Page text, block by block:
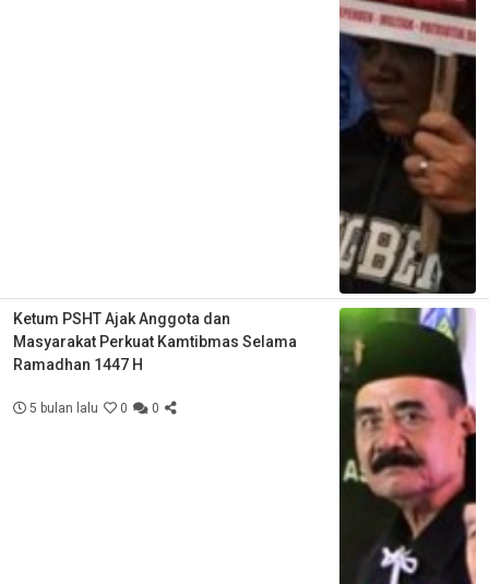
Ketum PSHT Ajak Anggota dan
Masyarakat Perkuat Kamtibmas Selama
Ramadhan 1447 H
5 bulan lalu 0 0